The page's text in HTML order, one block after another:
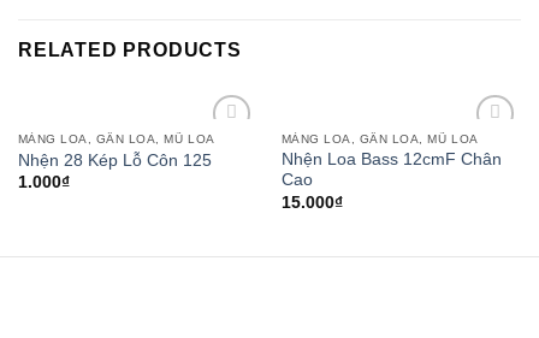
RELATED PRODUCTS
wishlist
MÀNG LOA, GÂN LOA, MŨ LOA
Nhện 28 Kép Lỗ Côn 125
1.000₫
Add to
wishlist
MÀNG LOA, GÂN LOA, MŨ LOA
Nhện Loa Bass 12cmF Chân
Cao
15.000₫